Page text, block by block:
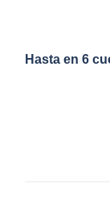
Hasta en 6